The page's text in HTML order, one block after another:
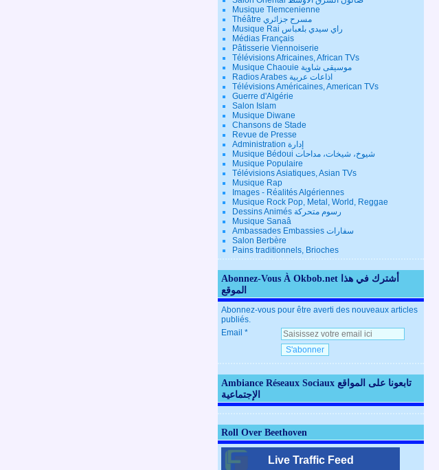
Musique Tlemcenienne
Théâtre مسرح جزائري
Musique Rai راي سيدي بلعباس
Médias Français
Pâtisserie Viennoiserie
Télévisions Africaines, African TVs
Musique Chaouie موسيقى شاوية
Radios Arabes اذاعات عربية
Télévisions Américaines, American TVs
Guerre d'Algérie
Salon Islam
Musique Diwane
Chansons de Stade
Revue de Presse
Administration إدارة
Musique Bédoui شيوخ، شيخات، مداحات
Musique Populaire
Télévisions Asiatiques, Asian TVs
Musique Rap
Images - Réalités Algériennes
Musique Rock Pop, Metal, World, Reggae
Dessins Animés رسوم متحركة
Musique Sanaâ
Ambassades Embassies سفارات
Salon Berbère
Pains traditionnels, Brioches
Abonnez-Vous À Okbob.net أشترك في هذا
الموقع
Abonnez-vous pour être averti des nouveaux articles
publiés.
Email
Ambiance Réseaux Sociaux تابعونا على المواقع
الإجتماعية
Roll Over Beethoven
Live Traffic Feed